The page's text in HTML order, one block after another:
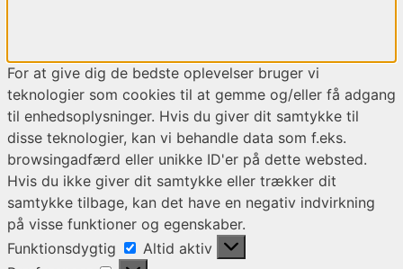
For at give dig de bedste oplevelser bruger vi
teknologier som cookies til at gemme og/eller få adgang
til enhedsoplysninger. Hvis du giver dit samtykke til
disse teknologier, kan vi behandle data som f.eks.
browsingadfærd eller unikke ID'er på dette websted.
Hvis du ikke giver dit samtykke eller trækker dit
samtykke tilbage, kan det have en negativ indvirkning
på visse funktioner og egenskaber.
Funktionsdygtig
Funktionsdygtig
Altid aktiv